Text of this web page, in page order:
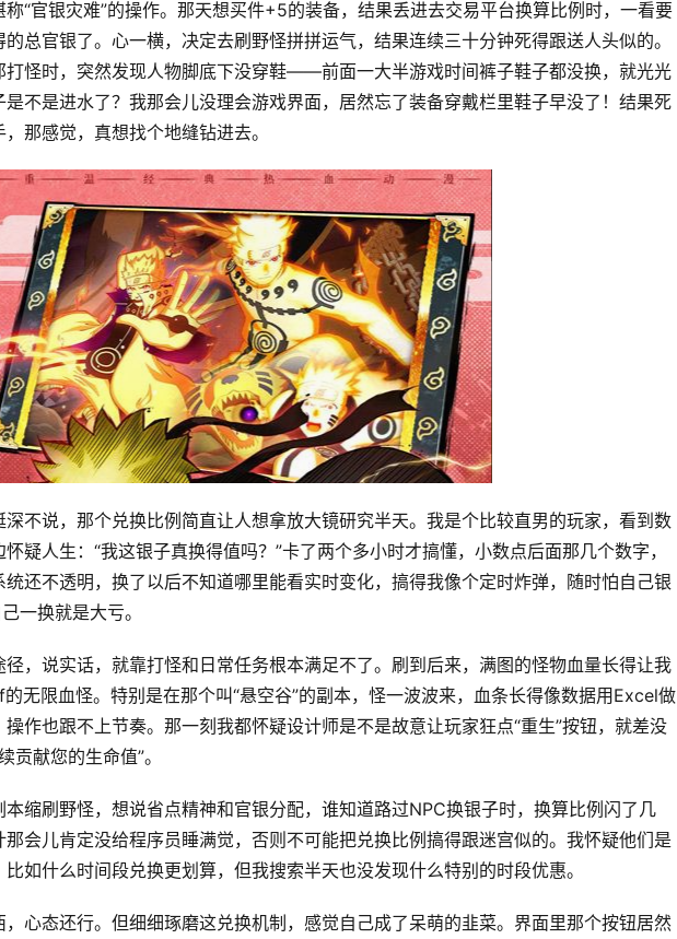
“官银灾难”的操作。那天想买件+5的装备，结果丢进去交易平台换算比例时，一看要
总官银了。心一横，决定去刷野怪拼拼运气，结果连续三十分钟死得跟送人头似的。
打怪时，突然发现人物脚底下没穿鞋——前面一大半游戏时间裤子鞋子都没换，就光光
不是进水了？我那会儿没理会游戏界面，居然忘了装备穿戴栏里鞋子早没了！结果死
那感觉，真想找个地缝钻进去。
不说，那个兑换比例简直让人想拿放大镜研究半天。我是个比较直男的玩家，看到数
疑人生：“我这银子真换得值吗？”卡了两个多小时才搞懂，小数点后面那几个数字，
还不透明，换了以后不知道哪里能看实时变化，搞得我像个定时炸弹，随时怕自己银
一换就是大亏。
，说实话，就靠打怪和日常任务根本满足不了。刷到后来，满图的怪物血量长得让我
无限血怪。特别是在那个叫“悬空谷”的副本，怪一波波来，血条长得像数据用Excel做
作也跟不上节奏。那一刻我都怀疑设计师是不是故意让玩家狂点“重生”按钮，就差没
贡献您的生命值”。
缩刷野怪，想说省点精神和官银分配，谁知道路过NPC换银子时，换算比例闪了几
会儿肯定没给程序员睡满觉，否则不可能把兑换比例搞得跟迷宫似的。我怀疑他们是
如什么时间段兑换更划算，但我搜索半天也没发现什么特别的时段优惠。
心态还行。但细细琢磨这兑换机制，感觉自己成了呆萌的韭菜。界面里那个按钮居然